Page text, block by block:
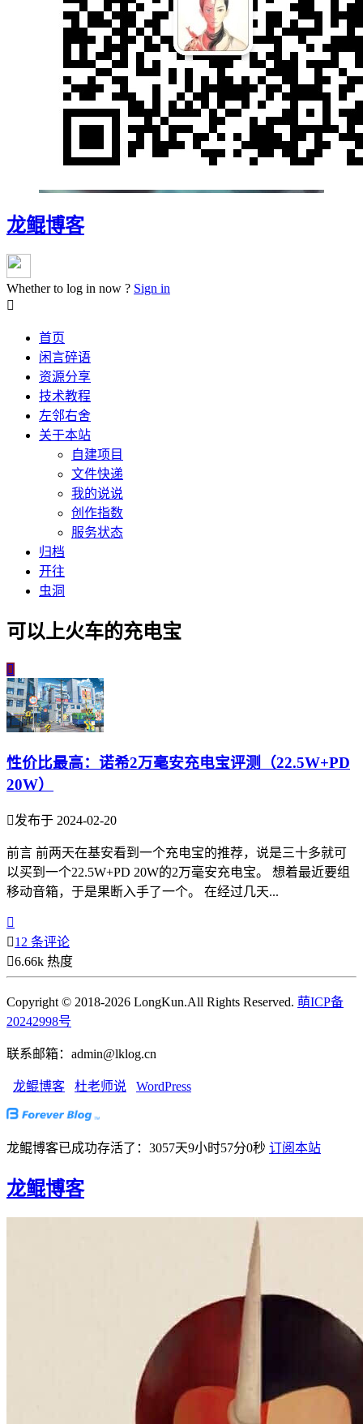
龙鲲博客
Whether to log in now ? Sign in

首页
闲言碎语
资源分享
技术教程
左邻右舍
关于本站
自建项目
文件快递
我的说说
创作指数
服务状态
归档
开往
虫洞
可以上火车的充电宝

性价比最高：诺希2万毫安充电宝评测（22.5W+PD
20W）
发布于 2024-02-20
前言 前两天在基安看到一个充电宝的推荐，说是三十多就可
以买到一个22.5W+PD 20W的2万毫安充电宝。 想着最近要组
移动音箱，于是果断入手了一个。 在经过几天...

12 条评论
6.66k 热度
Copyright © 2018-2026 LongKun.All Rights Reserved. 萌ICP备
20242998号
联系邮箱：admin@lklog.cn
龙鲲博客 杜老师说 WordPress
龙鲲博客已成功存活了：3057天9小时57分0秒 订阅本站
龙鲲博客